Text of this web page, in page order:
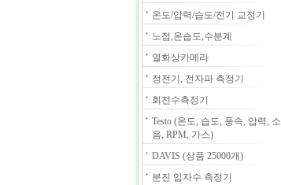
온도/압력/습도/전기 교정기
노점,온습도,수분계
열화상카메라
정전기, 전자파 측정기
회전수측정기
Testo (온도, 습도, 풍속, 압력, 소
음, RPM, 가스)
DAVIS (상품 25000개)
분진 입자수 측정기